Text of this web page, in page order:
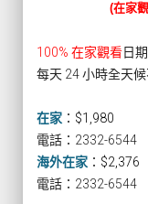
(在家
100% 在家觀看日
每天 24 小時全天
在家 ： $1,980
電話：2332-6544
海外在家 ： $2,376
電話：2332-6544